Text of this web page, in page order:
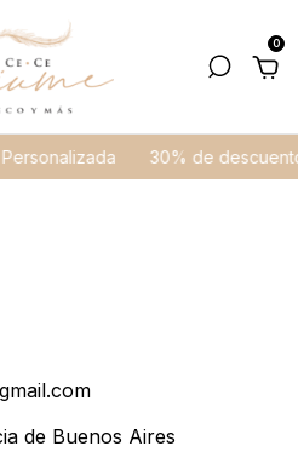
0
30% de
de Buenos Aires